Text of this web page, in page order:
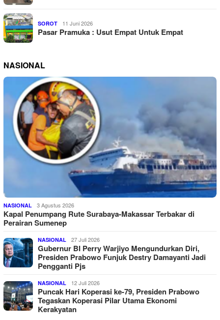
SOROT 11 Juni 2026
Pasar Pramuka : Usut Empat Untuk Empat
NASIONAL
NASIONAL 3 Agustus 2026
Kapal Penumpang Rute Surabaya-Makassar Terbakar di
Perairan Sumenep
NASIONAL 27 Juli 2026
Gubernur BI Perry Warjiyo Mengundurkan Diri,
Presiden Prabowo Funjuk Destry Damayanti Jadi
Pengganti Pjs
NASIONAL 12 Juli 2026
Puncak Hari Koperasi ke-79, Presiden Prabowo
Tegaskan Koperasi Pilar Utama Ekonomi
Kerakyatan